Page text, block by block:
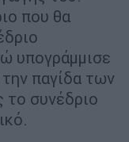
που θα
υπογράμμισε
παγίδα των
συνέδριο